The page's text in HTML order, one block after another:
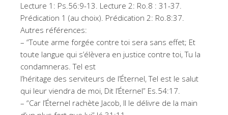
Lecture 1: Ps.56:9-13. Lecture 2: Ro.8 : 31-37.
Prédication 1 (au choix). Prédication 2: Ro.8:37.
Autres références:
– “Toute arme forgée contre toi sera sans effet; Et
toute langue qui s’élèvera en justice contre toi, Tu la
condamneras. Tel est
l’héritage des serviteurs de l’Éternel, Tel est le salut
qui leur viendra de moi, Dit l’Éternel” Es.54:17.
– “Car l’Éternel rachète Jacob, Il le délivre de la main